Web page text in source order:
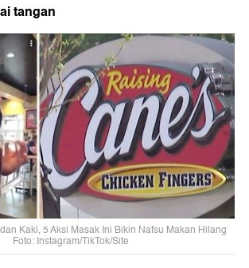
tangan
Kaki, 5 Aksi Masak Ini Bikin Nafsu Makan Hilang
Foto: Instagram/TikTok/Site